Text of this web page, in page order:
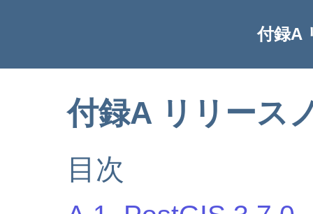
付録A
付録A リリース
目次